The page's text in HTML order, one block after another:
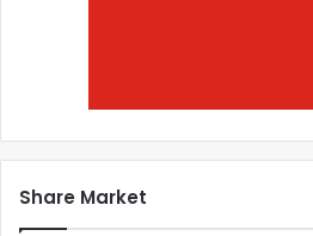
Share Market